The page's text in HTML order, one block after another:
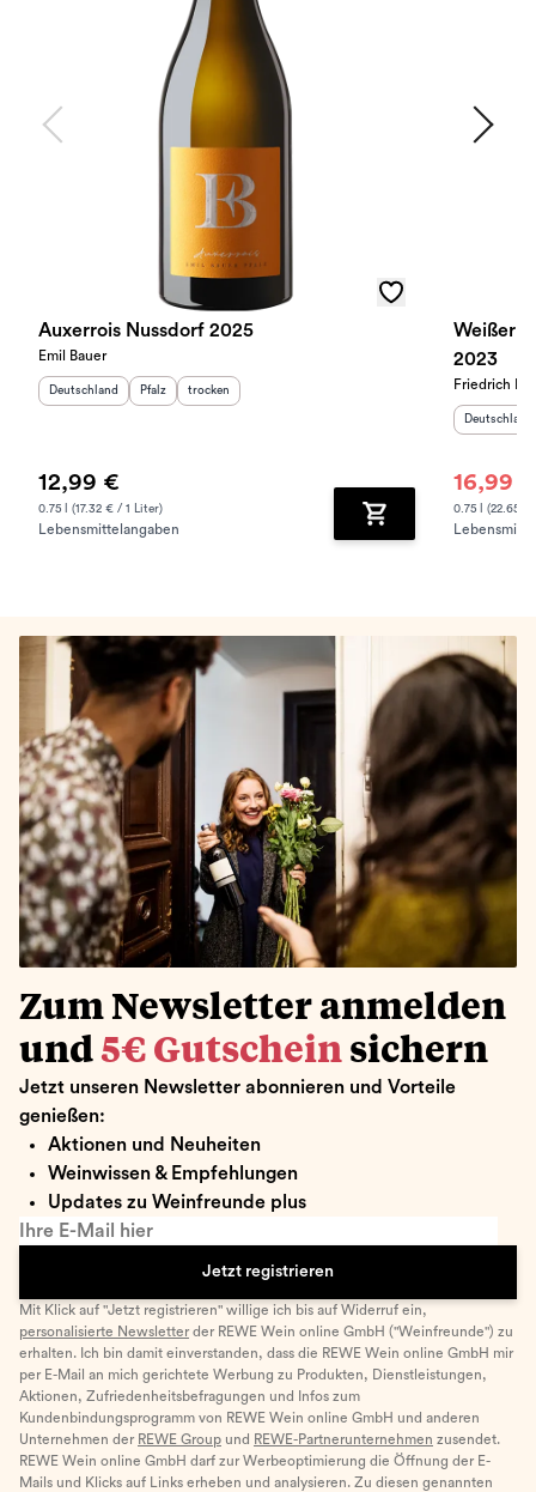
Auxerrois Nussdorf 2025
Emil Bauer
Herkunftsland
Deutschland Herkunftsregion
Pfalz Geschmack
trocken
12,99 €
0.75 l (17.32 € / 1 Liter)
Lebensmittelangaben Zum Warenkorb
Weißer
2023
Friedrich
Deutschland
16,99 €
0.75 l (22.65 €
Zum Newsletter anmelden
und 5€ Gutschein sichern
Jetzt unseren Newsletter abonnieren und Vorteile
genießen:
Aktionen und Neuheiten
Weinwissen & Empfehlungen
Updates zu Weinfreunde plus
Ihre E-Mail hier
Jetzt registrieren
Mit Klick auf "Jetzt registrieren" willige ich bis auf Widerruf ein,
personalisierte Newsletter der REWE Wein online GmbH ("Weinfreunde") zu
erhalten. Ich bin damit einverstanden, dass die REWE Wein online GmbH mir
per E-Mail an mich gerichtete Werbung zu Produkten, Dienstleistungen,
Aktionen, Zufriedenheitsbefragungen und Infos zum
Kundenbindungsprogramm von REWE Wein online GmbH und anderen
Unternehmen der REWE Group und REWE-Partnerunternehmen zusendet.
REWE Wein online GmbH darf zur Werbeoptimierung die Öffnung der E-
Mails und Klicks auf Links erheben und analysieren. Zu diesen genannten